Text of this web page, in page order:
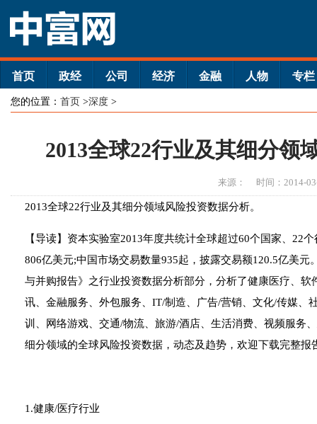
首页 政经 公司 经济 金融 人物 专栏
您的位置： 首页 >深度 >
2013全球22行业及其细分领
来源： 时间：2014-
2013全球22行业及其细分领域风险投资数据分析。
【导读】资本实验室2013年度共统计全球超过60个国家、22
806亿美元;中国市场交易数量935起，披露交易额120.5亿美元
与并购报告》之行业投资数据分析部分，分析了健康医疗、
讯、金融服务、外包服务、IT/制造、广告/营销、文化/传媒、
训、网络游戏、交通/物流、旅游/酒店、生活消费、视频服务
细分领域的全球风险投资数据，动态及趋势，欢迎下载完整报
1.健康/医疗行业